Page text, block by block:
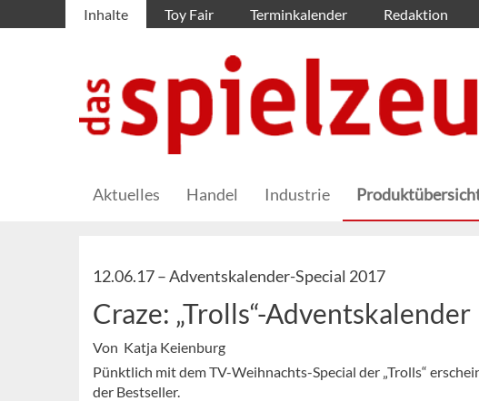
Inhalte Toy Fair Terminkalender Redaktion
Aktuelles Handel Industrie
12.06.17 –Adventskalender-Special 2017
Craze: „Trolls“-Adventskalender
Von Katja Keienburg
Pünktlich mit dem TV-Weihnachts-Special der „Trolls“
der Bestseller.